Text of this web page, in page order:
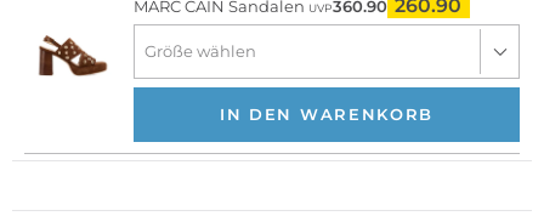
MARC CAIN Sandalen UVP360.90 260.90
IN DEN WARENKORB